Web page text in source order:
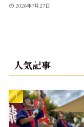
2026年7月27日
人気記事